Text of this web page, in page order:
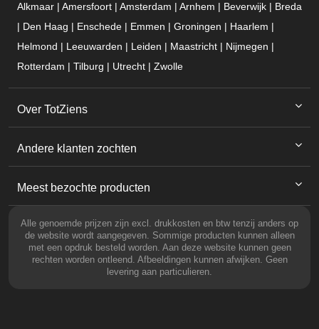
Alkmaar | Amersfoort | Amsterdam | Arnhem | Beverwijk | Breda
| Den Haag | Enschede | Emmen | Groningen | Haarlem |
Helmond | Leeuwarden | Leiden | Maastricht | Nijmegen |
Rotterdam | Tilburg | Utrecht | Zwolle
Over TotZiens
Andere klanten zochten
Meest bezochte producten
Alle genoemde prijzen zijn excl. drukkosten en btw tenzij anders op
de website wordt aangegeven. Sommige producten kunnen alleen
met een opdruk besteld worden. Aan deze website kunnen geen
rechten worden ontleend. Afbeeldingen kunnen afwijken. Geen
levering aan particulieren.